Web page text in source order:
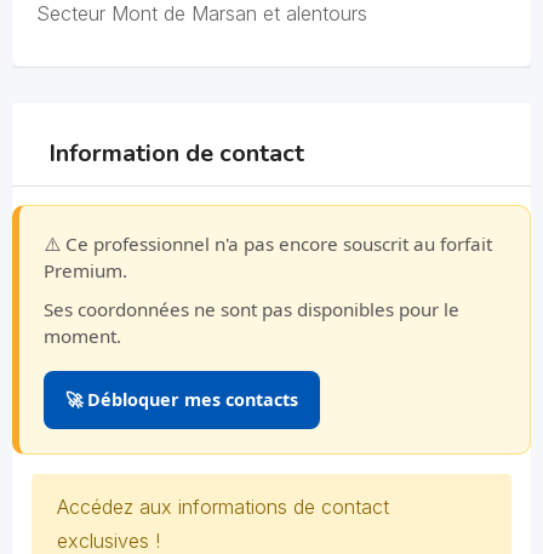
Secteur Mont de Marsan et alentours
Information de contact
⚠️ Ce professionnel n'a pas encore souscrit au forfait
Premium.
Ses coordonnées ne sont pas disponibles pour le
moment.
🚀 Débloquer mes contacts
Accédez aux informations de contact
exclusives !